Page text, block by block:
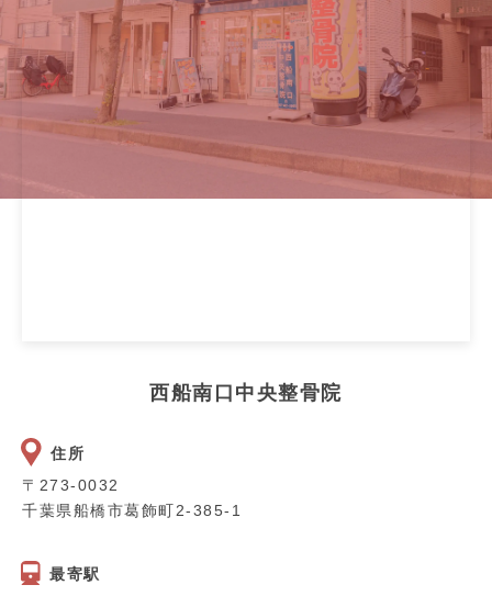
西船南口中央整骨院
住所
〒273-0032
千葉県船橋市葛飾町2-385-1
最寄駅